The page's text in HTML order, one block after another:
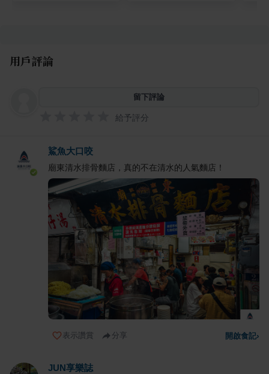
用戶評論
留下評論
給予評分
鯊魚大口咬
廟東清水排骨麵店，真的不在清水的人氣麵店！
表示讚賞 分享 開啟食記›
JUN享樂誌